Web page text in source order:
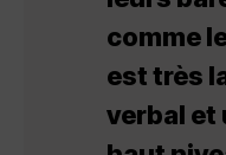
comme
est très
verbal et